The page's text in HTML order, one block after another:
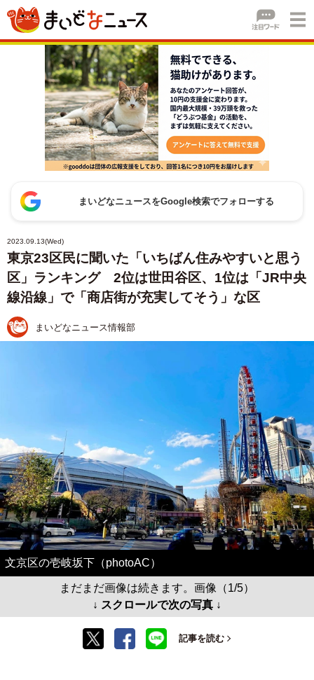
まいどなニュースをGoogle検索でフォローする
2023.09.13(Wed)
東京23区民に聞いた「いちばん住みやすいと思う
区」ランキング 2位は世田谷区、1位は「JR中央
線沿線」で「商店街が充実してそう」な区
まいどなニュース情報部
文京区の壱岐坂下（photoAC）
まだまだ画像は続きます。画像（1/5）
↓ スクロールで次の写真 ↓
記事を読む